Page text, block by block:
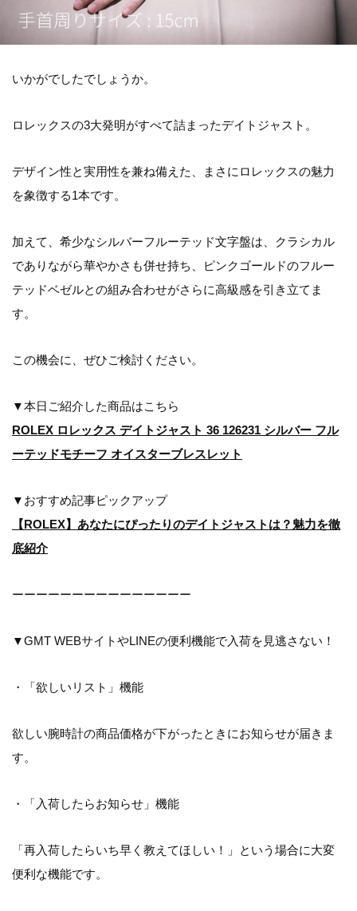
いかがでしたでしょうか。
ロレックスの3大発明がすべて詰まったデイトジャスト。
デザイン性と実用性を兼ね備えた、まさにロレックスの魅力
を象徴する1本です。
加えて、希少なシルバーフルーテッド文字盤は、クラシカル
でありながら華やかさも併せ持ち、ピンクゴールドのフルー
テッドベゼルとの組み合わせがさらに高級感を引き立てま
す。
この機会に、ぜひご検討ください。
▼本日ご紹介した商品はこちら
ROLEX ロレックス デイトジャスト 36 126231 シルバー フル
ーテッドモチーフ オイスターブレスレット
▼おすすめ記事ピックアップ
【ROLEX】あなたにぴったりのデイトジャストは？魅力を徹
底紹介
ーーーーーーーーーーーーーーー
▼GMT WEBサイトやLINEの便利機能で入荷を見逃さない！
・「欲しいリスト」機能
欲しい腕時計の商品価格が下がったときにお知らせが届きま
す。
・「入荷したらお知らせ」機能
「再入荷したらいち早く教えてほしい！」という場合に大変
便利な機能です。